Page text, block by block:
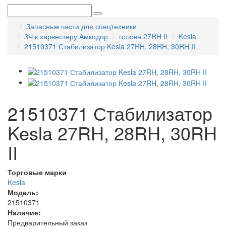
Запасные части для спецтехники
ЗЧ к харвестеру Амкодор
голова 27RH II
Kesla
21510371 Стабилизатор Kesla 27RH, 28RH, 30RH II
21510371 Стабилизатор
Kesla 27RH, 28RH, 30RH
II
Торговые марки
Kesla
Модель:
21510371
Наличие:
Предварительный заказ